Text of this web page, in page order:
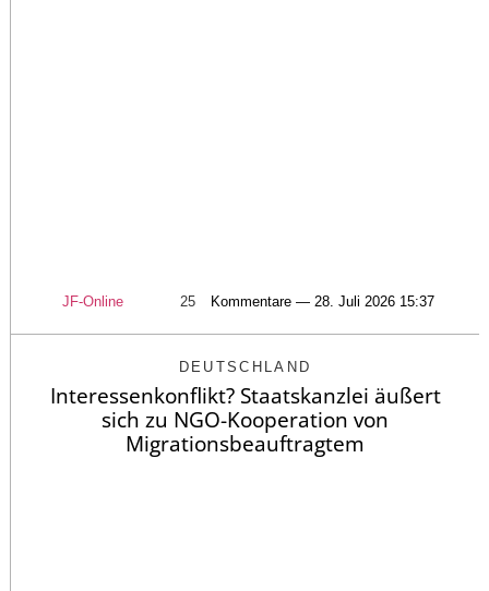
JF-Online 25 Kommentare — 28. Juli 2026 15:37
DEUTSCHLAND
Interessenkonflikt? Staatskanzlei äußert
sich zu NGO-Kooperation von
Migrationsbeauftragtem